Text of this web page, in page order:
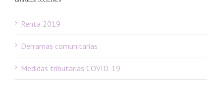
Renta 2019
Derramas comunitarias
Medidas tributarias COVID-19